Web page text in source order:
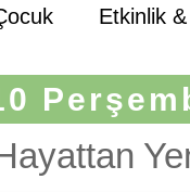
Etkinlik